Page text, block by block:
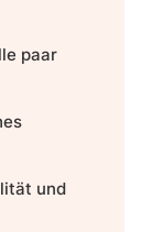
paar
und